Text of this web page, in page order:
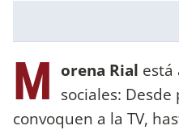
M orena Rial está
sociales:
convoquen a la TV,